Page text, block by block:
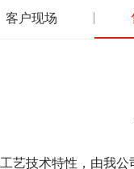
客户现场
技术特性，由我公